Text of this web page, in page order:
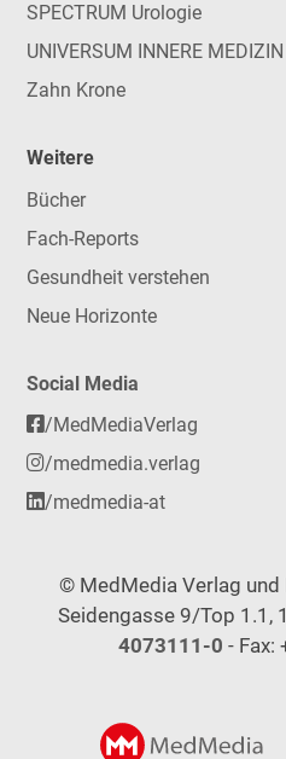
SPECTRUM Urologie
UNIVERSUM INNERE MEDIZIN
Zahn Krone
Weitere
Bücher
Fach-Reports
Gesundheit verstehen
Neue Horizonte
Social Media
/MedMediaVerlag
/medmedia.verlag
/medmedia-at
© MedMedia Verlag und
Seidengasse 9/Top 1.1,
4073111-0 - Fax: